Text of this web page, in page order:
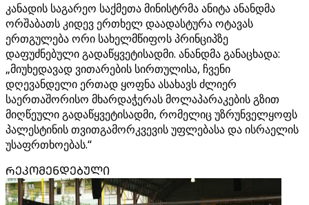
კანადის საგარეო საქმეთა მინისტრმა ანიტა ანანდმა
ორშაბათს კიდევ ერთხელ დაადასტურა ოტავას
ერთგულება ორი სახელმწიფოს პრინციპზე
დაფუძნებული გადაწყვეტისადმი. ანანდმა განაცხადა:
„მიუხედავად ვითარების სირთულისა, ჩვენი
დღევანდელი ერთად ყოფნა ასახავს ძლიერ
საერთაშორისო მხარდაჭერას მოლაპარაკების გზით
მიღწეული გადაწყვეტისადმი, რომელიც უზრუნველყოფს
პალესტინის თვითგამორკვევის უფლებასა და ისრაელის
უსაფრთხოებას.“
ᲠᲔᲙᲝᲛᲔᲜᲓᲔᲑᲣᲚᲘ